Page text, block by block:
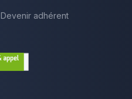
Devenir adhérent